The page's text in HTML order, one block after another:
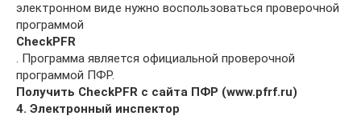
электронном виде нужно воспользоваться проверочной
программой
CheckPFR
. Программа является официальной проверочной
программой ПФР.
Получить CheckPFR с сайта ПФР (www.pfrf.ru)
4. Электронный инспектор